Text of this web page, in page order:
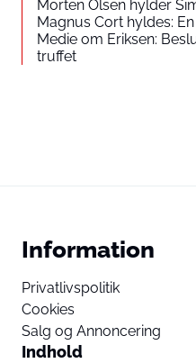
Morten Olsen hylder
Magnus Cort hyldes:
Medie om Eriksen:
truffet
Information
Privatlivspolitik
Cookies
Salg og Annoncering
Indhold